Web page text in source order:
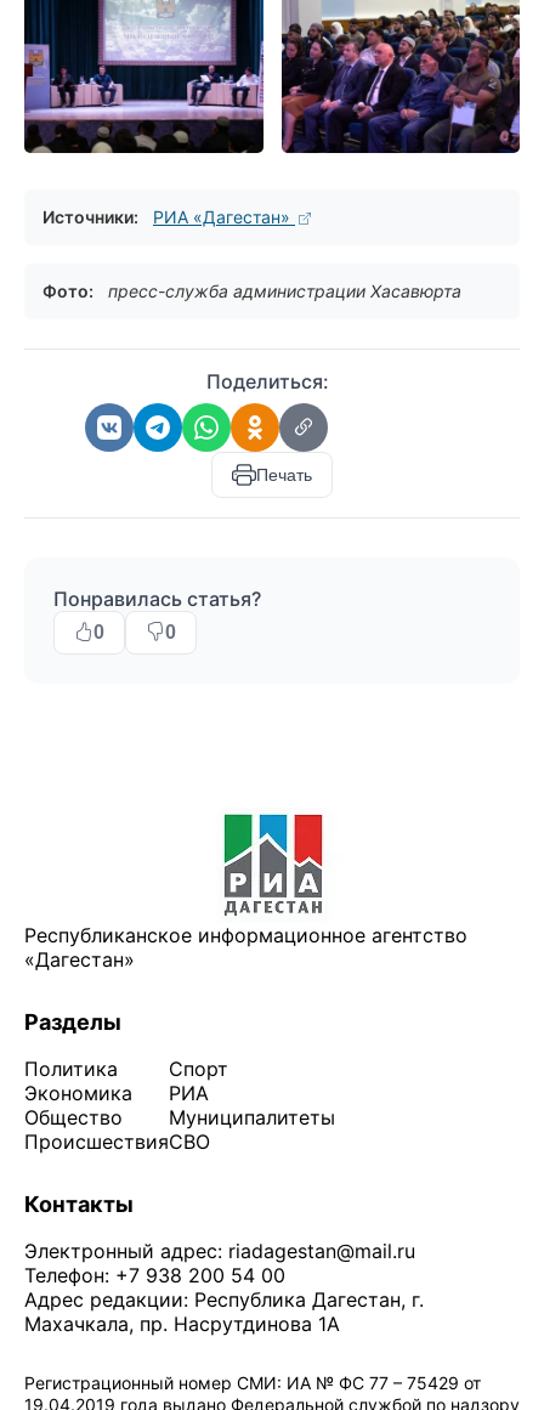
Источники: РИА «Дагестан»
Фото: пресс-служба администрации Хасавюрта
Поделиться:
Печать
Понравилась статья?
0 0
Республиканское информационное агентство
«Дагестан»
Разделы
Политика
Экономика
Общество
Происшествия
Спорт
РИА
Муниципалитеты
СВО
Контакты
Электронный адрес: riadagestan@mail.ru
Телефон: +7 938 200 54 00
Адрес редакции: Республика Дагестан, г.
Махачкала, пр. Насрутдинова 1А
Регистрационный номер СМИ: ИА № ФС 77 – 75429 от
19.04.2019 года выдано Федеральной службой по надзору